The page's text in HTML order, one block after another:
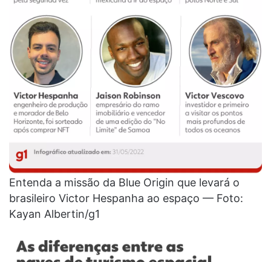
Entenda a missão da Blue Origin que levará o
brasileiro Victor Hespanha ao espaço — Foto:
Kayan Albertin/g1